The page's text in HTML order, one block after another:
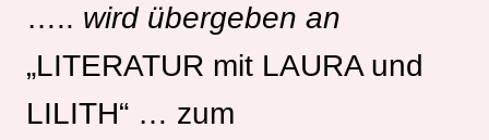
….. wird übergeben an
„LITERATUR mit LAURA und
LILITH“ … zum